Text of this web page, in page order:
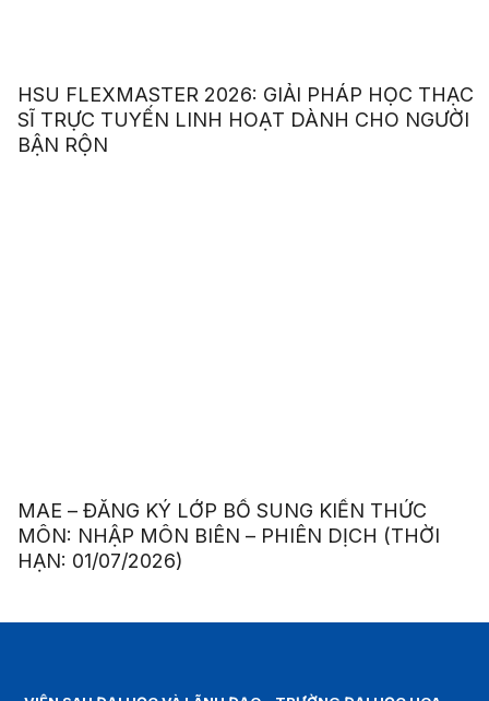
HSU FLEXMASTER 2026: GIẢI PHÁP HỌC THẠC
SĨ TRỰC TUYẾN LINH HOẠT DÀNH CHO NGƯỜI
BẬN RỘN
MAE – ĐĂNG KÝ LỚP BỔ SUNG KIẾN THỨC
MÔN: NHẬP MÔN BIÊN – PHIÊN DỊCH (THỜI
HẠN: 01/07/2026)